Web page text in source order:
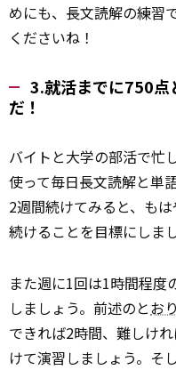
めにも、長文読解の練習
くださいね！
3.就活までに750点
だ！
バイトと大学の部活で忙
使って毎日長文読解と単
2週間続けてみると、も
続けることを目標にしま
また週に1回は1時間程度
しましょう。前述のとおり
できれば2時間、難しけ
けて演習しましょう。そ